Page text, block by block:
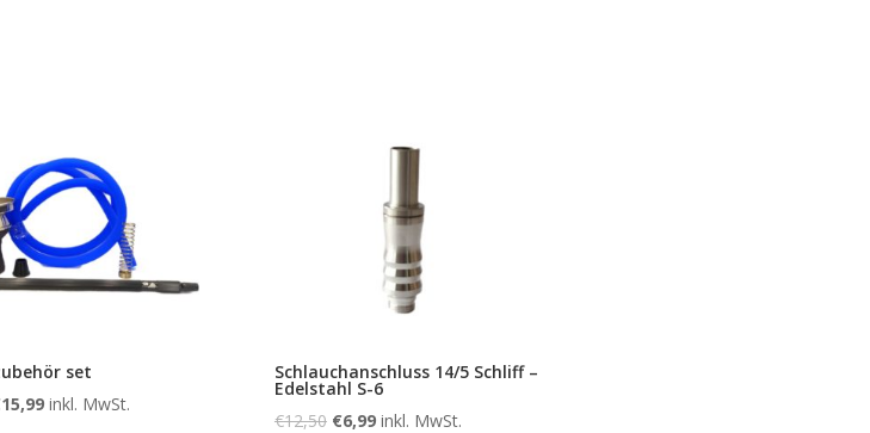
set
15,99 inkl. MwSt.
Schlauchanschluss 14/5 Schliff –
Edelstahl S-6
€12,50 €6,99 inkl. MwSt.